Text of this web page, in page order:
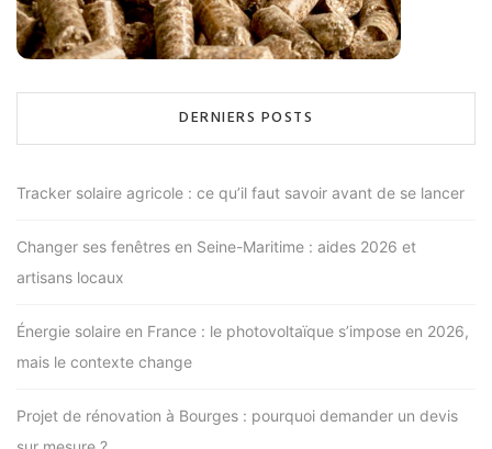
DERNIERS POSTS
Tracker solaire agricole : ce qu’il faut savoir avant de se lancer
Changer ses fenêtres en Seine-Maritime : aides 2026 et
artisans locaux
Énergie solaire en France : le photovoltaïque s’impose en 2026,
mais le contexte change
Projet de rénovation à Bourges : pourquoi demander un devis